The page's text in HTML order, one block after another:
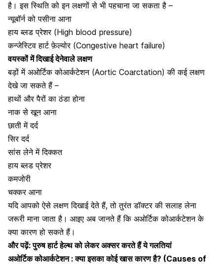
है। इस स्थिति को इन लक्षणों से भी पहचाना जा सकता है –
न्यूबॉर्न को पसीना आना
हाय ब्लड प्रेशर (High blood pressure)
कन्जेस्टिव हार्ट फ़ेल्योर (Congestive heart failure)
वयस्कों में दिखाई देनेवाले लक्षण
बड़ों में अओर्टिक कोआर्कटेशन (Aortic Coarctation) की कई लक्षण
देखे जा सकते हैं –
हाथों और पैरों का ठंडा होना
नाक से खून आना
छाती में दर्द
सिर दर्द
सांस लेने में दिक्कत
हाय ब्लड प्रेशर
कमजोरी
चक्कर आना
यदि आपको ऐसे लक्षण दिखाई देते हैं, तो तुरंत डॉक्टर की सलाह लेना
जरूरी माना जाता है। आइए अब जानते हैं कि अओर्टिक कोआर्कटेशन के
क्या कारण हो सकते हैं।
और पढ़ें:पुरुष हार्ट हेल्थ को लेकर अक्सर करते हैं ये गलतियां
अओर्टिक कोआर्कटेशन : क्या इसका कोई खास कारण है? (Causes of